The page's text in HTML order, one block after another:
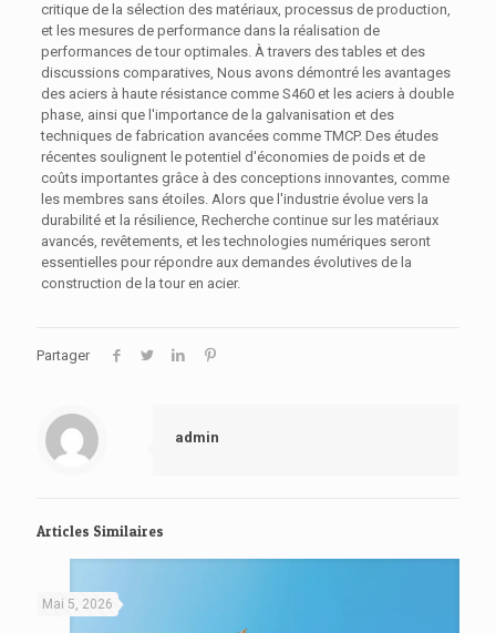
critique de la sélection des matériaux, processus de production,
et les mesures de performance dans la réalisation de
performances de tour optimales. À travers des tables et des
discussions comparatives, Nous avons démontré les avantages
des aciers à haute résistance comme S460 et les aciers à double
phase, ainsi que l'importance de la galvanisation et des
techniques de fabrication avancées comme TMCP. Des études
récentes soulignent le potentiel d'économies de poids et de
coûts importantes grâce à des conceptions innovantes, comme
les membres sans étoiles. Alors que l'industrie évolue vers la
durabilité et la résilience, Recherche continue sur les matériaux
avancés, revêtements, et les technologies numériques seront
essentielles pour répondre aux demandes évolutives de la
construction de la tour en acier.
Partager
admin
Articles Similaires
Mai 5, 2026